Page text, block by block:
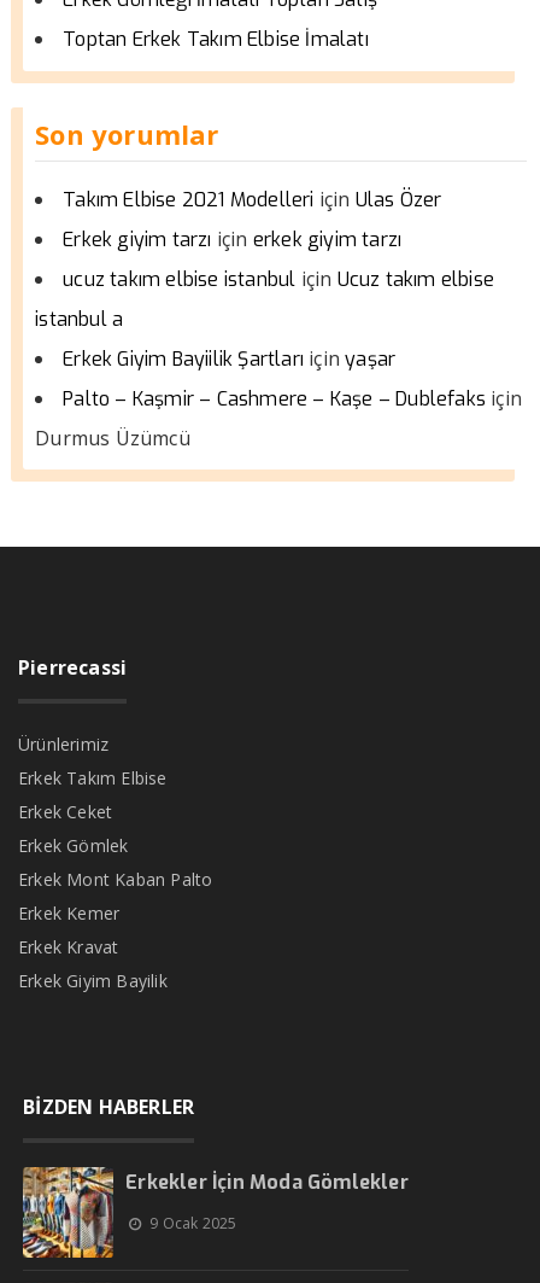
Toptan Erkek Takım Elbise İmalatı
Son yorumlar
Takım Elbise 2021 Modelleri için Ulas Özer
Erkek giyim tarzı için erkek giyim tarzı
ucuz takım elbise istanbul için Ucuz takım elbise
istanbul a
Erkek Giyim Bayiilik Şartları içinyaşar
Palto – Kaşmir – Cashmere – Kaşe – Dublefaks için
Durmus Üzümcü
Pierrecassi
Ürünlerimiz
Erkek Takım Elbise
Erkek Ceket
Erkek Gömlek
Erkek Mont Kaban Palto
Erkek Kemer
Erkek Kravat
Erkek Giyim Bayilik
BİZDEN HABERLER
Erkekler İçin Moda Gömlekler
9 Ocak 2025